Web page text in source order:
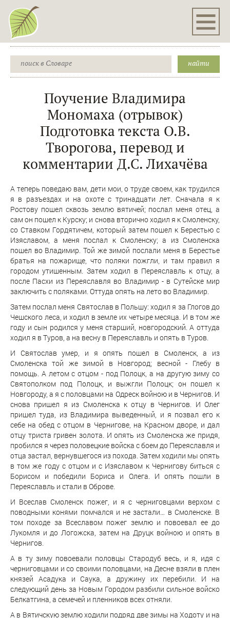
Поучение Владимира
Мономаха (отрывок)
Подготовка текста О.В.
Творогова, перевод и
комментарии Д.С. Лихачёва
А теперь поведаю вам, дети мои, о труде своем, как трудился
я в разъездах и на охоте с тринадцати лет. Сначала я к
Ростову пошел сквозь землю вятичей; послал меня отец, а
сам он пошел к Курску; и снова вторично ходил я к Смоленску,
со Ставком Гордятичем, который затем пошел к Берестью с
Изяславом, а меня послал к Смоленску; а из Смоленска
пошел во Владимир. Той же зимой послали меня в Берестье
братья на пожарище, что поляки пожгли, и там правил я
городом утишенным. Затем ходил в Переяславль к отцу, а
после Пасхи из Переяславля во Владимир - в Сутейске мир
заключить с поляками. Оттуда опять на лето во Владимир.
Затем послал меня Святослав в Польшу: ходил я за Глогов до
Чешского леса, и ходил в земле их четыре месяца. И в том же
году и сын родился у меня старший, новгородский. А оттуда
ходил я в Туров, а на весну в Переяславль и опять в Туров.
И Святослав умер, и я опять пошел в Смоленск, а из
Смоленска той же зимой в Новгород; весной - Глебу в
помощь. А летом с отцом - под Полоцк, а на другую зиму со
Святополком под Полоцк, и выжгли Полоцк; он пошел к
Новгороду, а я с половцами на Одреск войною и в Чернигов. И
снова пришел я из Смоленска к отцу в Чернигов. И Олег
пришел туда, из Владимира выведенный, и я позвал его к
себе на обед с отцом в Чернигове, на Красном дворе, и дал
отцу триста гривен золота. И опять из Смоленска же придя,
пробился я через половецкие войска с боем до Переяславля и
отца застал, вернувшегося из похода. Затем ходили мы опять
в том же году с отцом и с Изяславом к Чернигову биться с
Борисом и победили Бориса и Олега. И опять пошли в
Переяславль и стали в Оброве.
И Всеслав Смоленск пожег, и я с черниговцами верхом с
поводными конями помчался и не застали… в Смоленске. В
том походе за Всеславом пожег землю и повоевал ее до
Лукомля и до Логожска, затем на Друцк войною и опять в
Чернигов.
А в ту зиму повоевали половцы Стародуб весь, и я, идя с
черниговцами и со своими половцами, на Десне взяли в плен
князей Асадука и Саука, а дружину их перебили. И на
следующий день за Новым Городом разбили сильное войско
Белкатгина, а семечей и пленников всех отняли.
А в Вятичскую землю ходили подряд две зимы на Ходоту и на